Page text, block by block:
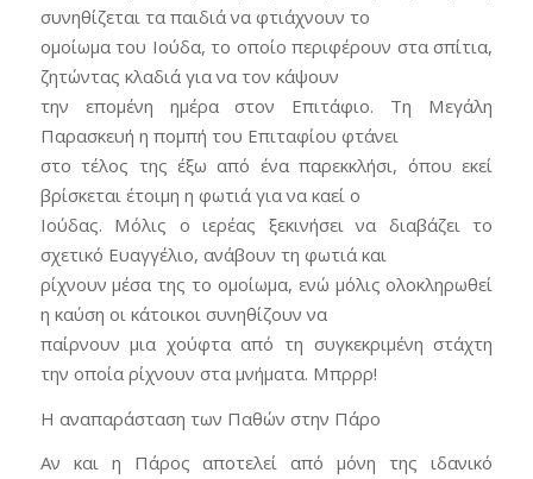
συνηθίζεται τα παιδιά να φτιάχνουν το
ομοίωμα του Ιούδα, το οποίο περιφέρουν στα σπίτια,
ζητώντας κλαδιά για να τον κάψουν
την επομένη ημέρα στον Επιτάφιο. Τη Μεγάλη
Παρασκευή η πομπή του Επιταφίου φτάνει
στο τέλος της έξω από ένα παρεκκλήσι, όπου εκεί
βρίσκεται έτοιμη η φωτιά για να καεί ο
Ιούδας. Μόλις ο ιερέας ξεκινήσει να διαβάζει το
σχετικό Ευαγγέλιο, ανάβουν τη φωτιά και
ρίχνουν μέσα της το ομοίωμα, ενώ μόλις ολοκληρωθεί
η καύση οι κάτοικοι συνηθίζουν να
παίρνουν μια χούφτα από τη συγκεκριμένη στάχτη
την οποία ρίχνουν στα μνήματα. Μπρρρ!
Η αναπαράσταση των Παθών στην Πάρο
Αν και η Πάρος αποτελεί από μόνη της ιδανικό